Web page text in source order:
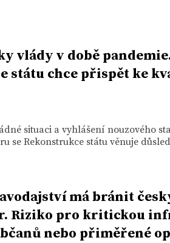
vlády v době
státu chce přispět ke
situaci a vyhlášení nouzového
se Rekonstrukce státu věnuje
má bránit
Riziko pro kritickou
nebo přiměřené